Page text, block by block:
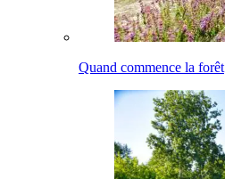
Quand commence la forêt